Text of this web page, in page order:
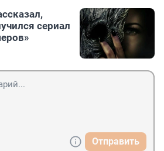
сериал
Отправить